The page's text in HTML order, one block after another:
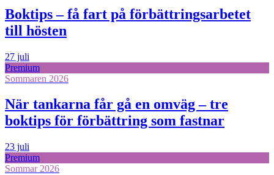
Boktips – få fart på förbättringsarbetet
till hösten
27 juli
Premium
Sommaren 2026
När tankarna får gå en omväg – tre
boktips för förbättring som fastnar
23 juli
Premium
Sommar 2026